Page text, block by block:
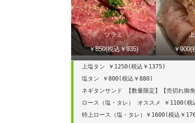
ツラミ
￥850(税込￥935)
￥900(
上塩タン ￥1250(税込￥1375)
塩タン ￥800(税込￥880)
ネギタンサンド 【数量限定】【売切れ御
ロース（塩・タレ） オススメ ￥1100(税
特上ロース（塩・タレ）￥1600(税込￥